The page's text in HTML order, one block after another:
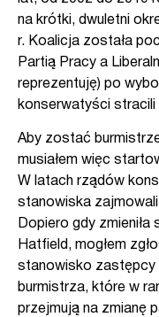
na krótki, dwuletni
r. Koalicja została
Partią Pracy a
reprezentuję) po
konserwatyści
Aby zostać
musiałem więc
W latach rządów
stanowiska
Dopiero gdy
Hatfield, mogłem
stanowisko zastępcy
burmistrza, które w
przejmują na zmianę